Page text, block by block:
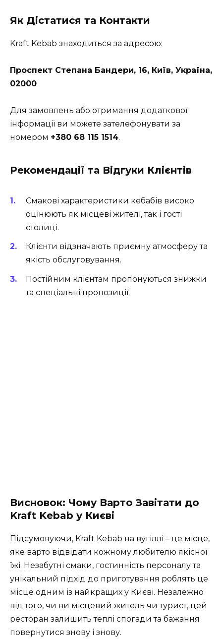
Як Дістатися та Контакти
Kraft Kebab знаходиться за адресою:
Проспект Степана Бандери, 16, Київ, Україна,
02000
Для замовлень або отримання додаткової
інформації ви можете зателефонувати за
номером +380 68 115 1514.
Рекомендації та Відгуки Клієнтів
Смакові характеристики кебабів високо
оцінюють як місцеві жителі, так і гості
столиці.
Клієнти відзначають приємну атмосферу та
якість обслуговування.
Постійним клієнтам пропонуються знижки
та спеціальні пропозиції.
Висновок: Чому Варто Завітати до
Kraft Kebab у Києві
Підсумовуючи, Kraft Kebab на вугіллі – це місце,
яке варто відвідати кожному любителю якісної
їжі. Незабутні смаки, гостинність персоналу та
унікальний підхід до приготування роблять це
місце одним із найкращих у Києві. Незалежно
від того, чи ви місцевий житель чи турист, цей
ресторан залишить теплі спогади та бажання
повернутися знову і знову.